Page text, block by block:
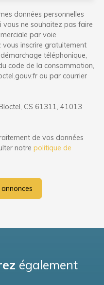
données personnelles
vous ne souhaitez pas faire
par voie
inscrire gratuitement
téléphonique,
code de la consommation,
ou par courrier
CS 61311, 41013
de vos données
notre politique de
également